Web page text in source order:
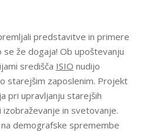
predstavitve in primere
se že dogaja! Ob upoštevanju
središča ISIO nudijo
starejšim zaposlenim. Projekt
pri upravljanju starejših
izobraževanje in svetovanje.
na demografske spremembe